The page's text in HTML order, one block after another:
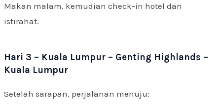
Makan malam, kemudian check-in hotel dan
istirahat.
Hari 3 – Kuala Lumpur – Genting Highlands –
Kuala Lumpur
Setelah sarapan, perjalanan menuju: